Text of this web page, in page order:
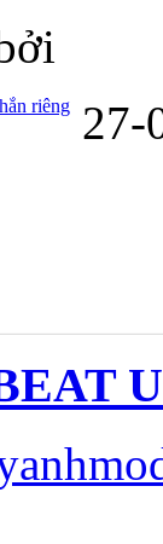
riêng 27-